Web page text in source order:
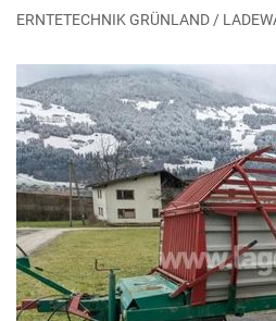
ERNTETECHNIK GRÜNLAND /